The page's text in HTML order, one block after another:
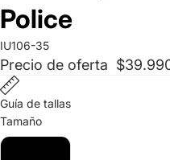
a
pantalla
completa
a
pantalla
completa
a
pantalla
completa
a
pantalla
completa
Police
IU106-35
Precio de oferta
Guía de tallas
Tamaño